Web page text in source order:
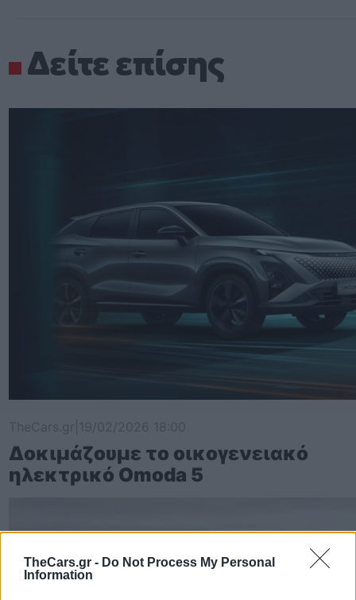
TheCars.gr - Do Not Process My Personal
Information
Δείτε επίσης
Δοκιμάζουμε το οικογενειακό
ηλεκτρικό Omoda 5